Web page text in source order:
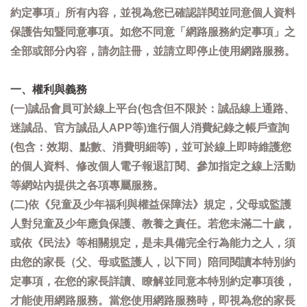
約定事項」所有內容，並視為您已確認詳閱並同意個人資料
保護告知暨同意事項。如您不同意「網路服務約定事項」之
全部或部分內容，請勿註冊，並請立即停止使用網路服務。
一、權利與義務
(一)誠品會員可於線上平台(包含但不限於：誠品線上通路、
迷誠品、官方誠品人APP等)進行個人消費紀錄之帳戶查詢
(包含：效期、點數、消費明細等)，並可於線上即時維護您
的個人資料、修改個人電子報退訂閱、參加指定之線上活動
等網站內提供之各項專屬服務。
(二)依《兒童及少年福利與權益保障法》規定，父母或監護
人對兒童及少年應負保護、教養之責任。若您未滿二十歲，
或依《民法》等相關規定，是未具備完全行為能力之人，須
由您的家長（父、母或監護人，以下同）陪同閱讀本特別約
定事項，在您的家長詳讀、瞭解並同意本特別約定事項後，
才能使用網路服務。當您使用網路服務時，即視為您的家長